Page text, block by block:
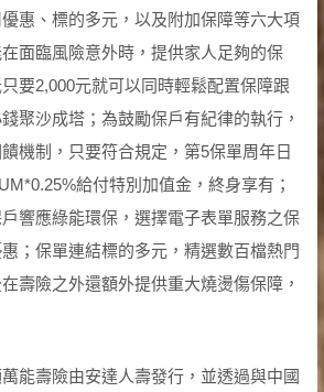
惠、標的多元，以及附加保障等六大項
面臨風險意外時，提供家人足夠的保
要2,000元就可以同時輕鬆配置保障跟
聚沙成塔；為鼓勵保戶有紀律的執行，
機制，只要符合規定，第5保單周年日
給付特別加值金，終身享有；
響應綠能環保，選擇電子表單服務之保
；保單連結標的多元，精選數百檔熱門
壽險之外還額外提供重大燒燙傷保障，
能壽險由安達人壽發行，並透過與中國